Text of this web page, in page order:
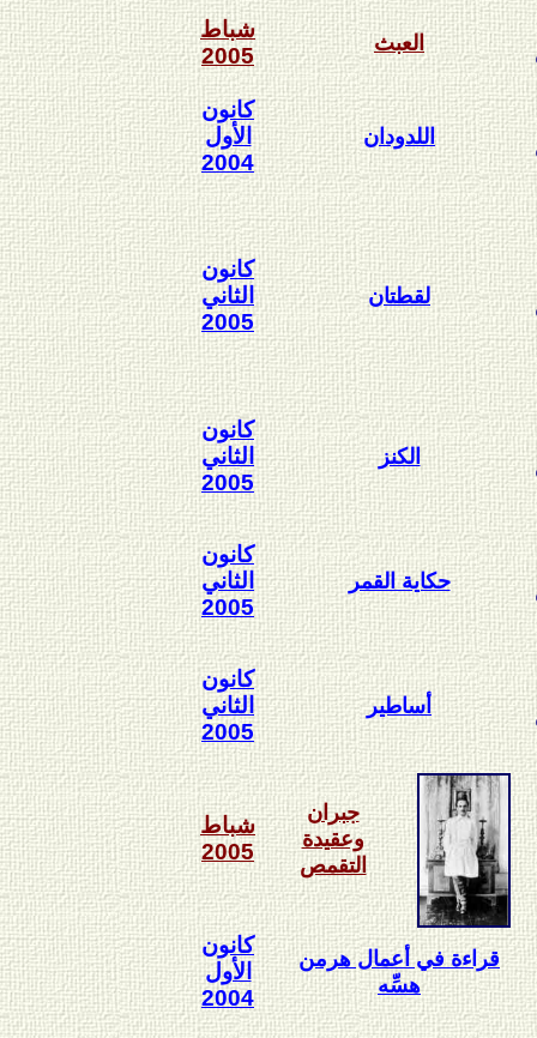
شباط
2005
العبث
كانون
الأول
2004
اللدودان
كانون
الثاني
2005
لقطتان
كانون
الثاني
2005
الكنز
كانون
الثاني
2005
حكاية القمر
كانون
الثاني
2005
أساطير
شباط
2005
جبران
وعقيدة
التقمص
كانون
الأول
2004
قراءة في أعمال هرمن
هسِّه